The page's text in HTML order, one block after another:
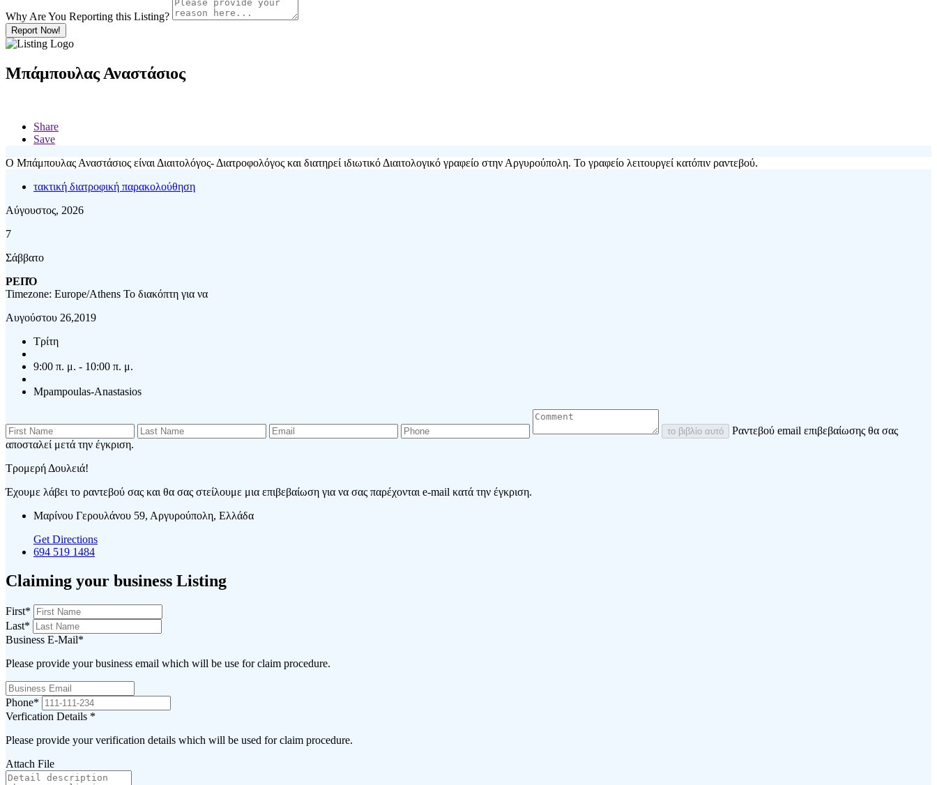
Why Are You Reporting this Listing?
Report Now!
Μπάμπουλας Αναστάσιος
Share
Save
Ο Μπάμπουλας Αναστάσιος είναι Διαιτολόγος- Διατροφολόγος και διατηρεί ιδιωτικό Διαιτολογικό γραφείο στην Αργυρούπολη. Το γραφείο λειτουργεί κατόπιν ραντεβού.
τακτική διατροφική παρακολούθηση
Αύγουστος, 2026
7
Σάββατο
ΡΕΠΌ
Timezone: Europe/Athens Το διακόπτη για να
Αυγούστου 26,2019
Τρίτη
9:00 π. μ. - 10:00 π. μ.
Mpampoulas-Anastasios
το βιβλίο αυτό
Ραντεβού email επιβεβαίωσης θα σας
αποσταλεί μετά την έγκριση.
Τρομερή Δουλειά!
Έχουμε λάβει το ραντεβού σας και θα σας στείλουμε μια επιβεβαίωση για να σας παρέχονται e-mail κατά την έγκριση.
Μαρίνου Γερουλάνου 59, Αργυρούπολη, Ελλάδα
Get Directions
694 519 1484
Claiming your business Listing
First*
Last*
Business E-Mail*
Please provide your business email which will be use for claim procedure.
Phone*
Verfication Details *
Please provide your verification details which will be used for claim procedure.
Attach File